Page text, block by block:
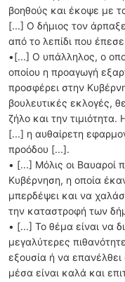
βοηθούς και έκοψε με
[...] Ο δήμιος τον
από το λεπίδι που
•[...] Ο υπάλληλος, ο
οποίου η προαγωγή
προσφέρει στην
βουλευτικές εκλογές,
ζήλο και την τιμιότητα.
[...] η αυθαίρετη
προόδου [...].
• [...] Μόλις οι Βαυαροί
Κυβέρνηση, η οποία
μπερδέψει και να
την καταστροφή των
• [...] Το θέμα είναι να
μεγαλύτερες
εξουσία ή να επανέλθει
μέσα είναι καλά και